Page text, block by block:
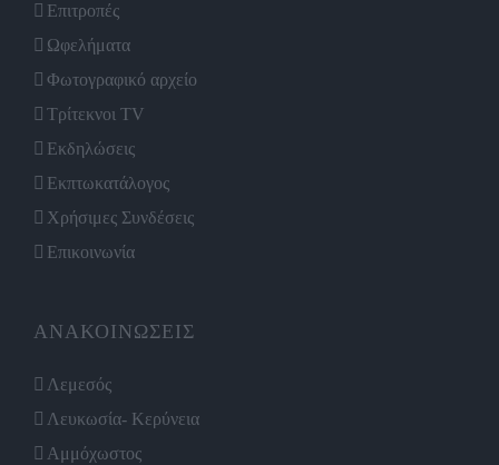
Επιτροπές
Ωφελήματα
Φωτογραφικό αρχείο
Τρίτεκνοι TV
Εκδηλώσεις
Εκπτωκατάλογος
Χρήσιμες Συνδέσεις
Επικοινωνία
ΑΝΑΚΟΙΝΩΣΕΙΣ
Λεμεσός
Λευκωσία- Κερύνεια
Αμμόχωστος